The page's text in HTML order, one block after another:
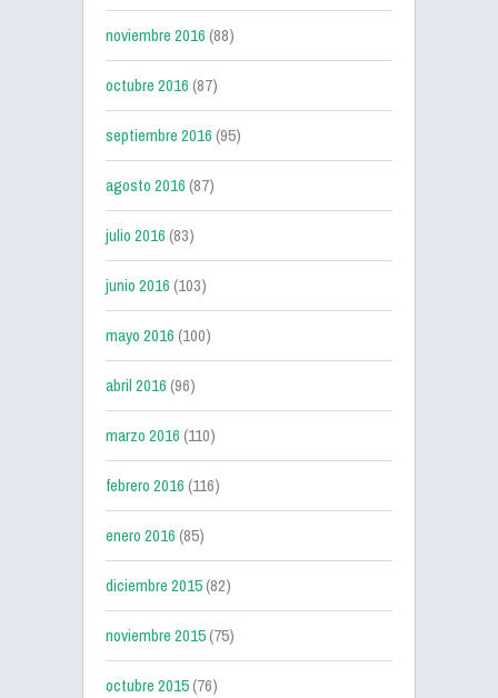
noviembre 2016(88)
octubre 2016(87)
septiembre 2016(95)
agosto 2016(87)
julio 2016(83)
junio 2016(103)
mayo 2016(100)
abril 2016(96)
marzo 2016(110)
febrero 2016(116)
enero 2016(85)
diciembre 2015(82)
noviembre 2015(75)
octubre 2015(76)